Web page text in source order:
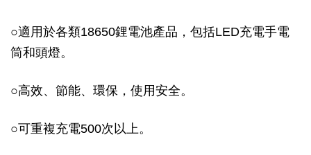
○適用於各類18650鋰電池產品，包括LED充電手電
筒和頭燈。
○高效、節能、環保，使用安全。
○可重複充電500次以上。